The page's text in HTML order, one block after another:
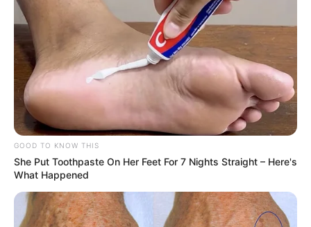
GOOD TO KNOW THIS
She Put Toothpaste On Her Feet For 7 Nights Straight – Here's
What Happened